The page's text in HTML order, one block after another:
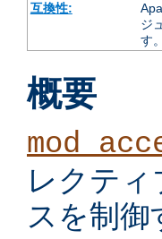
互換性:
ジ
す。
概要
レクテ
スを制御